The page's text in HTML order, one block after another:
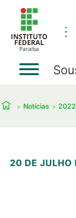
⋮
Notícias 2022
20 DE JULHO